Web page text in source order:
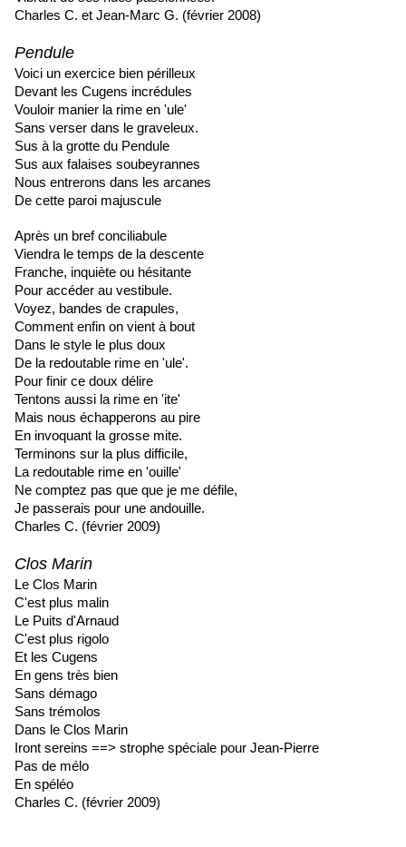
Charles C. et Jean-Marc G. (février 2008)
Pendule
Voici un exercice bien périlleux
Devant les Cugens incrédules
Vouloir manier la rime en 'ule'
Sans verser dans le graveleux.
Sus à la grotte du Pendule
Sus aux falaises soubeyrannes
Nous entrerons dans les arcanes
De cette paroi majuscule
Après un bref conciliabule
Viendra le temps de la descente
Franche, inquiète ou hésitante
Pour accéder au vestibule.
Voyez, bandes de crapules,
Comment enfin on vient à bout
Dans le style le plus doux
De la redoutable rime en 'ule'.
Pour finir ce doux délire
Tentons aussi la rime en 'ite'
Mais nous échapperons au pire
En invoquant la grosse mite.
Terminons sur la plus difficile,
La redoutable rime en 'ouille'
Ne comptez pas que que je me défile,
Je passerais pour une andouille.
Charles C. (février 2009)
Clos Marin
Le Clos Marin
C'est plus malin
Le Puits d'Arnaud
C'est plus rigolo
Et les Cugens
En gens très bien
Sans démago
Sans trémolos
Dans le Clos Marin
Iront sereins ==> strophe spéciale pour Jean-Pierre
Pas de mélo
En spéléo
Charles C. (février 2009)